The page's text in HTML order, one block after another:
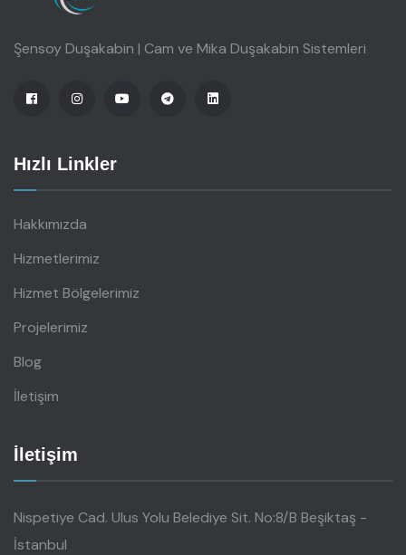
Şensoy Duşakabin | Cam ve Mika Duşakabin Sistemleri
Hızlı Linkler
Hakkımızda
Hizmetlerimiz
Hizmet Bölgelerimiz
Projelerimiz
Blog
İletişim
İletişim
Nispetiye Cad. Ulus Yolu Belediye Sit. No:8/B Beşiktaş -
İstanbul